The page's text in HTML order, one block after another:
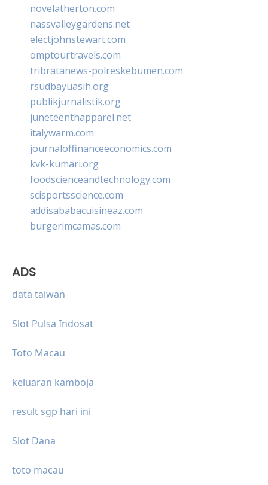
novelatherton.com
nassvalleygardens.net
electjohnstewart.com
omptourtravels.com
tribratanews-polreskebumen.com
rsudbayuasih.org
publikjurnalistik.org
juneteenthapparel.net
italywarm.com
journaloffinanceeconomics.com
kvk-kumari.org
foodscienceandtechnology.com
scisportsscience.com
addisababacuisineaz.com
burgerimcamas.com
ADS
data taiwan
Slot Pulsa Indosat
Toto Macau
keluaran kamboja
result sgp hari ini
Slot Dana
toto macau